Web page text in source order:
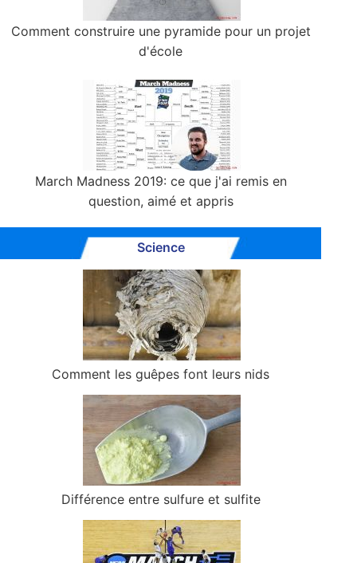
Comment construire une pyramide pour un projet
d'école
March Madness 2019: ce que j'ai remis en
question, aimé et appris
Science
Comment les guêpes font leurs nids
Différence entre sulfure et sulfite